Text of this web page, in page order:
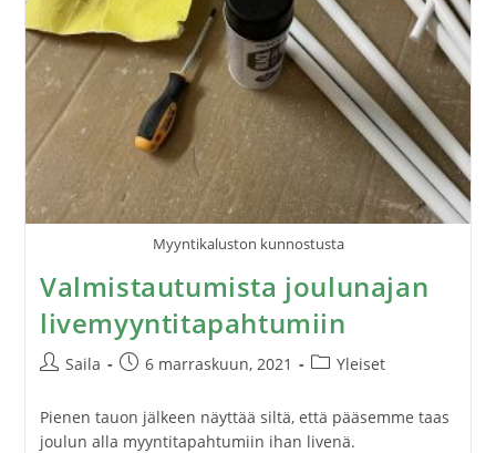
Myyntikaluston kunnostusta
Valmistautumista joulunajan
livemyyntitapahtumiin
Saila 6 marraskuun, 2021 Yleiset
Pienen tauon jälkeen näyttää siltä, että pääsemme taas
joulun alla myyntitapahtumiin ihan livenä.